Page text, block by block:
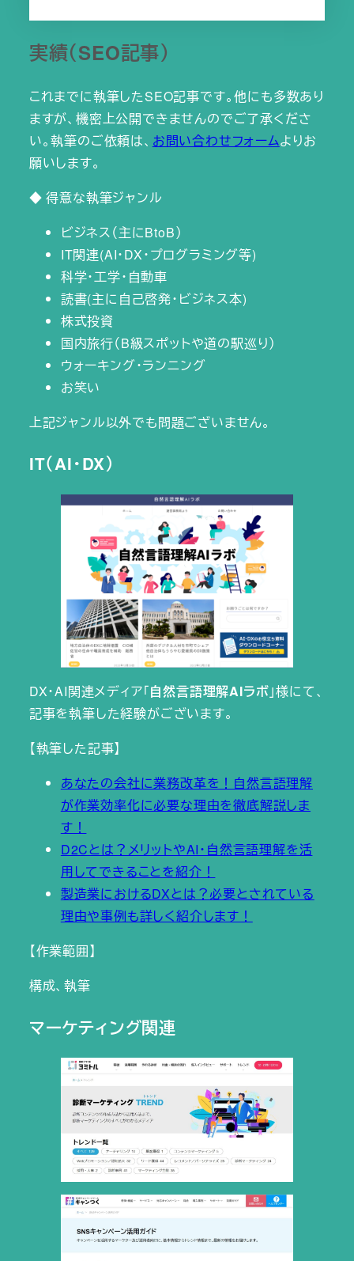
実績（SEO記事）
これまでに執筆したSEO記事です。他にも多数あり
ますが、機密上公開できませんのでご了承くださ
い。執筆のご依頼は、 お問い合わせフォームよりお
願いします。
◆ 得意な執筆ジャンル
ビジネス（主にBtoB）
IT関連(AI・DX・プログラミング等)
科学・工学・自動車
読書(主に自己啓発・ビジネス本)
株式投資
国内旅行（B級スポットや道の駅巡り）
ウォーキング・ランニング
お笑い
上記ジャンル以外でも問題ございません。
IT（AI・DX）
DX・AI関連メディア「自然言語理解AIラボ」様にて、
記事を執筆した経験がございます。
【執筆した記事】
あなたの会社に業務改革を！自然言語理解
が作業効率化に必要な理由を徹底解説しま
す！
D2Cとは？メリットやAI・自然言語理解を活
用してできることを紹介！
製造業におけるDXとは？必要とされている
理由や事例も詳しく紹介します！
【作業範囲】
構成、執筆
マーケティング関連